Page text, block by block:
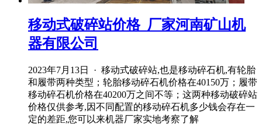
移动式破碎站价格_厂家河南矿山机
器有限公司
2023年7月13日 · 移动式破碎站,也是移动碎石机,有轮胎
和履带两种类型；轮胎移动碎石机价格在40150万；履带
移动碎石机价格在40200万之间不等；这两种移动破碎站
价格仅供参考,因不同配置的移动碎石机多少钱会存在一
定的差距,您可以来机器厂家实地考察了解